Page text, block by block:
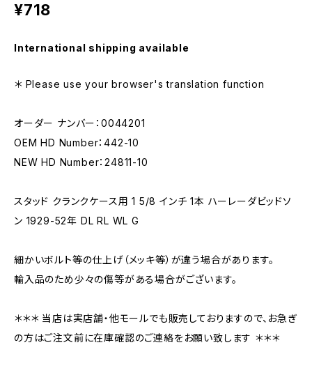
¥718
International shipping available
＊ Please use your browser's translation function
オーダー ナンバー：0044201
OEM HD Number：442-10
NEW HD Number：24811-10
スタッド クランクケース用 1 5/8 インチ 1本 ハーレーダビッドソ
ン 1929-52年 DL RL WL G
細かいボルト等の仕上げ（メッキ等）が違う場合があります。
輸入品のため少々の傷等がある場合がございます。
＊＊＊ 当店は実店舗・他モールでも販売しておりますので、お急ぎ
の方はご注文前に在庫確認のご連絡をお願い致します ＊＊＊